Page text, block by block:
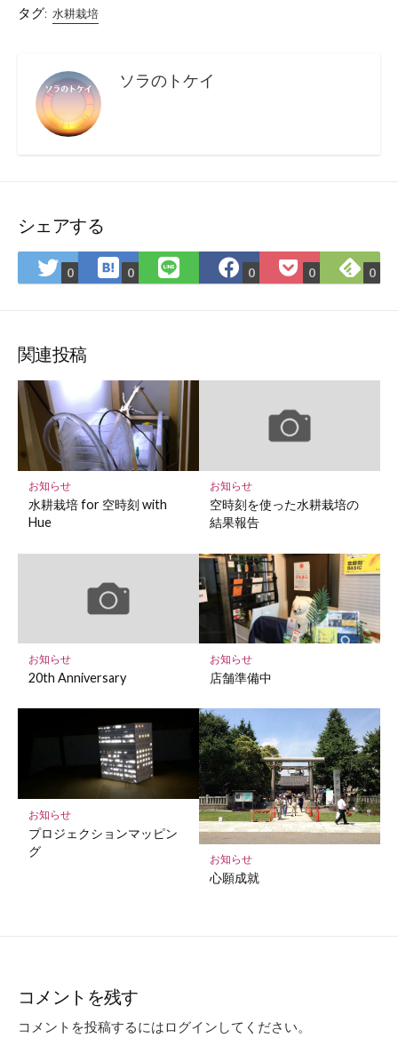
タグ: 水耕栽培
ソラのトケイ
シェアする
Twitter
で
ア
0 は
て
マ
ー
ク
に
保
存
0
LINE
で
Facebook
で
0
Pocket
に
0
で
0
関連投稿
お知らせ
水耕栽培 for 空時刻 with
Hue
お知らせ
空時刻を使った水耕栽培の
結果報告
お知らせ
20th Anniversary
お知らせ
店舗準備中
お知らせ
プロジェクションマッピン
グ
お知らせ
心願成就
コメントを残す
コメントを投稿するにはログイン してください。